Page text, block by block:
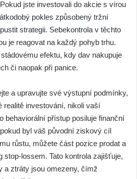
jste investovali do akcie s vírou
pokles způsobený tržní
strategii. Sebekontrola v těchto
je reagovat na každý pohyb trhu.
efektu, kdy dav nakupuje
či naopak při panice.
a upravujte své výstupní podmínky,
realitě investování, nikoli vaší
behaviorální přístup posiluje finanční
byl váš původní ziskový cíl
růstu, můžete část pozice prodat a
stop-lossem. Tato kontrola zajišťuje,
a ztráty jsou omezeny, čímž